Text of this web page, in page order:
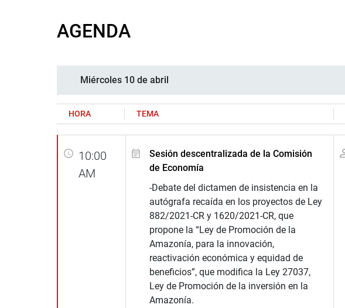
AGENDA
Miércoles 10 de abril
HORA TEMA
10:00
AM
Sesión descentralizada de la Comisión
de Economía
-Debate del dictamen de insistencia en la
autógrafa recaída en los proyectos de Ley
882/2021-CR y 1620/2021-CR, que
propone la “Ley de Promoción de la
Amazonía, para la innovación,
reactivación económica y equidad de
beneficios”, que modifica la Ley 27037,
Ley de Promoción de la inversión en la
Amazonía.